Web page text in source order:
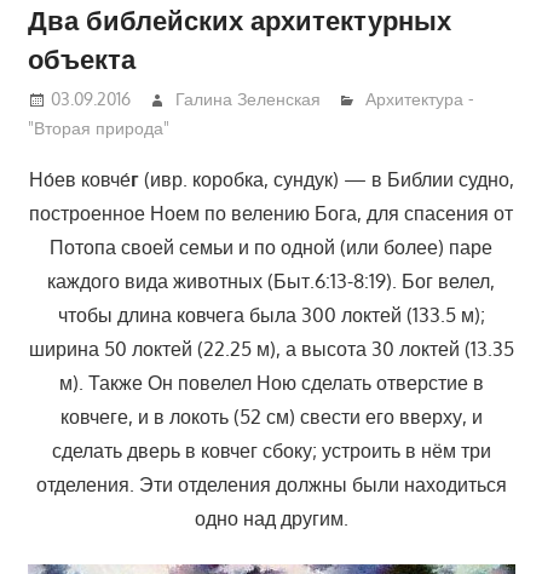
Два библейских архитектурных
объекта
03.09.2016 Галина Зеленская
Архитектура -
"Вторая природа"
Но́ев ковче́г(ивр. коробка, сундук) — в Библии судно,
построенное Ноем по велению Бога, для спасения от
Потопа своей семьи и по одной (или более) паре
каждого вида животных (Быт.6:13-8:19). Бог велел,
чтобы длина ковчега была 300 локтей (133.5 м);
ширина 50 локтей (22.25 м), а высота 30 локтей (13.35
м). Также Он повелел Ною сделать отверстие в
ковчеге, и в локоть (52 см) свести его вверху, и
сделать дверь в ковчег сбоку; устроить в нём три
отделения. Эти отделения должны были находиться
одно над другим.